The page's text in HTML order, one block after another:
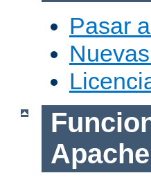
Pasar
Apache